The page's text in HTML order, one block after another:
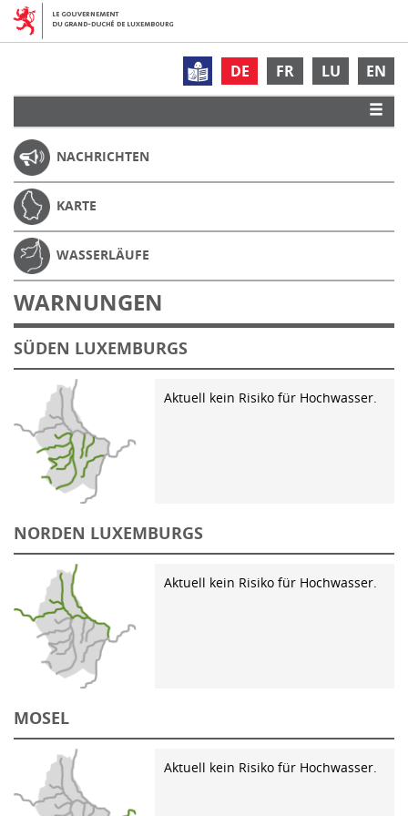
DE FR LU EN
NACHRICHTEN
KARTE
WASSERLÄUFE
WARNUNGEN
SÜDEN LUXEMBURGS
Aktuell kein Risiko für Hochwasser.
NORDEN LUXEMBURGS
Aktuell kein Risiko für Hochwasser.
MOSEL
Aktuell kein Risiko für Hochwasser.